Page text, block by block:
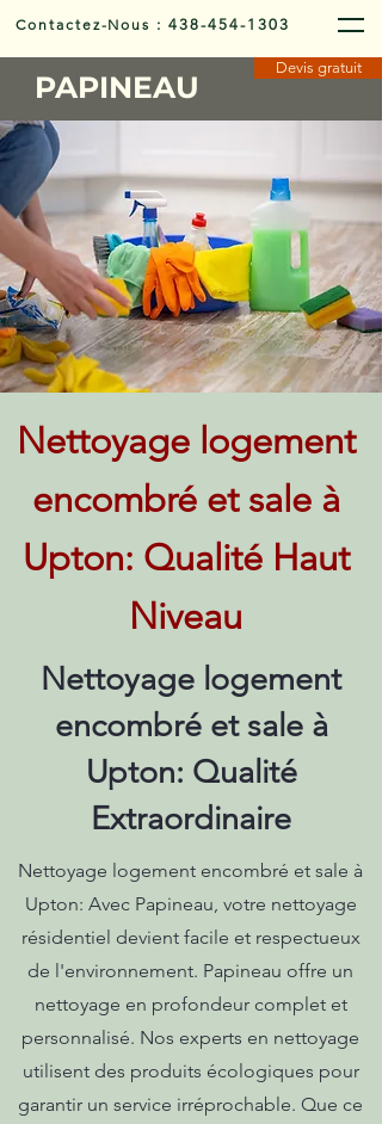
Contactez-Nous :438-454-1303
PAPINEAU
Devis gratuit
Nettoyage logement
encombré et sale à
Upton: Qualité Haut
Niveau
Nettoyage logement
encombré et sale à
Upton: Qualité
Extraordinaire
Nettoyage logement encombré et sale à
Upton: Avec Papineau, votre nettoyage
résidentiel devient facile et respectueux
de l'environnement. Papineau offre un
nettoyage en profondeur complet et
personnalisé. Nos experts en nettoyage
utilisent des produits écologiques pour
garantir un service irréprochable. Que ce